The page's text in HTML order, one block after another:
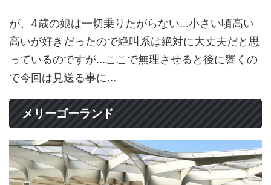
が、4歳の娘は一切乗りたがらない...小さい頃高い
高いが好きだったので絶叫系は絶対に大丈夫だと思
っているのですが...ここで無理させると後に響くの
で今回は見送る事に...
メリーゴーランド